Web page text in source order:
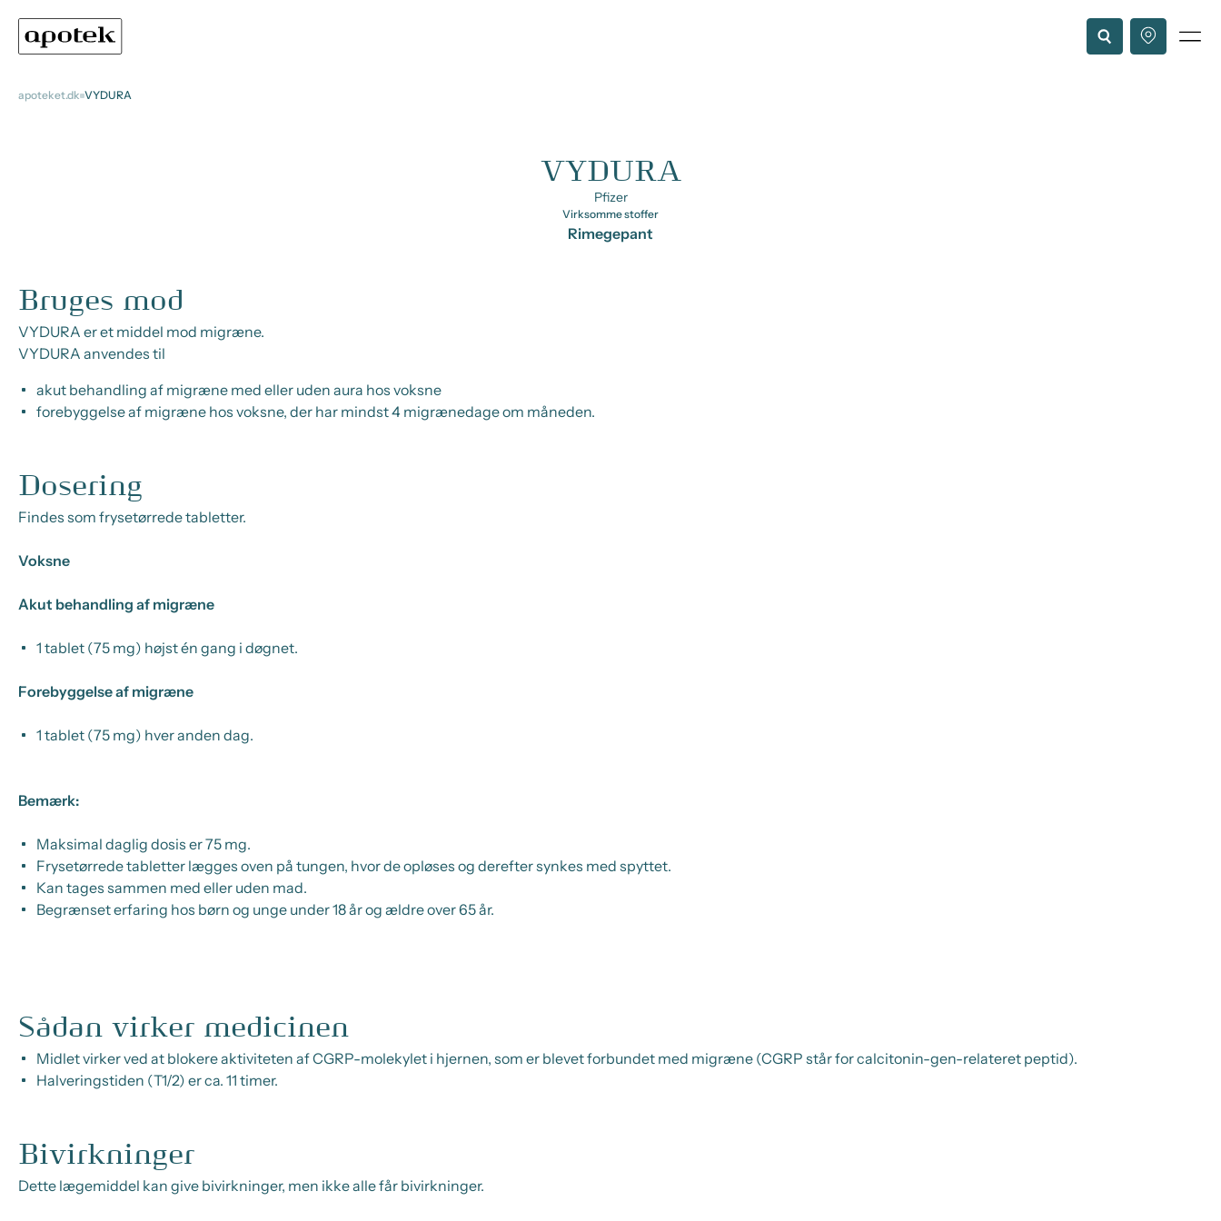
apoteket.dk VYDURA
VYDURA
Pfizer
Virksomme stoffer
Rimegepant
Bruges mod
VYDURA er et middel mod migræne.
VYDURA anvendes til
akut behandling af migræne med eller uden aura hos voksne
forebyggelse af migræne hos voksne, der har mindst 4 migrænedage om måneden.
Dosering
Findes som frysetørrede tabletter.
Voksne
Akut behandling af migræne
1 tablet (75 mg) højst én gang i døgnet.
Forebyggelse af migræne
1 tablet (75 mg) hver anden dag.
Bemærk:
Maksimal daglig dosis er 75 mg.
Frysetørrede tabletter lægges oven på tungen, hvor de opløses og derefter synkes med spyttet.
Kan tages sammen med eller uden mad.
Begrænset erfaring hos børn og unge under 18 år og ældre over 65 år.
Sådan virker medicinen
Midlet virker ved at blokere aktiviteten af CGRP-molekylet i hjernen, som er blevet forbundet med migræne (CGRP står for calcitonin-gen-relateret peptid).
Halveringstiden (T1/2) er ca. 11 timer.
Bivirkninger
Dette lægemiddel kan give bivirkninger, men ikke alle får bivirkninger.